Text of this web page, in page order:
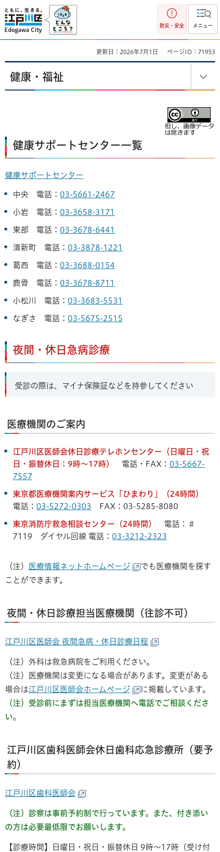
江戸川区
防災・安全 メニュー
更新日：2026年7月1日 ページID：71953
健康・福祉
健康サポートセンター一覧
健康サポートセンター
中央 電話： 03-5661-2467
小岩 電話： 03-3658-3171
東部 電話： 03-3678-6441
清新町 電話： 03-3878-1221
葛西 電話： 03-3688-0154
鹿骨 電話： 03-3678-8711
小松川 電話： 03-3683-5531
なぎさ 電話： 03-5675-2515
夜間・休日急病診療
受診の際は、マイナ保険証などを持参してください
医療機関のご案内
江戸川区医師会休日診療テレホンセンター（日曜日・祝
日・振替休日：9時〜17時） 電話・FAX： 03-5667-
7557
東京都医療機関案内サービス「ひまわり」（24時間）
電話： 03-5272-0303 FAX：03-5285-8080
東京消防庁救急相談センター（24時間）
電話：＃
7119 ダイヤル回線 電話： 03-3212-2323
（注） 医療情報ネットホームページ
でも医療機関を探す
ことができます。
夜間・休日診療担当医療機関（往診不可）
江戸川区医師会 夜間急病・休日診療日程
（注）外科は救急病院をご利用ください。
（注）医療機関は変更になる場合があります。変更がある
場合は江戸川区医師会ホームページ
に掲載しています。
（注）受診前にまずは担当医療機関へ電話でご相談くださ
い。
江戸川区歯科医師会休日歯科応急診療所（要予
約）
江戸川区歯科医師会
（注）診察は事前予約制で行っています。また、付き添い
の方は必要最低限でお願いします。
【診療時間】日曜日・祝日・振替休日 9時〜17時（受け付